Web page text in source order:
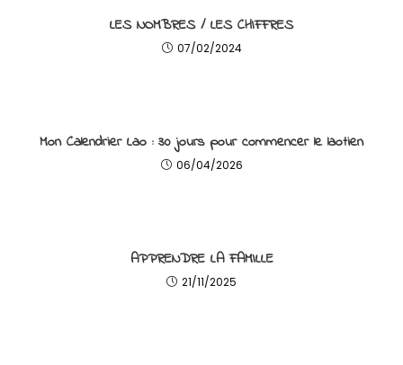
LES NOMBRES / LES CHIFFRES
07/02/2024
Mon Calendrier Lao : 30 jours pour commencer le laotien
06/04/2026
APPRENDRE LA FAMILLE
21/11/2025